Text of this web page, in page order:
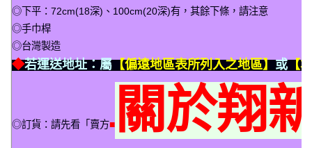
◎下平：72cm(18深)、100cm(20深)有，其餘下條，請注意
◎手巾桿
◎台灣製造
◆若運送地址：屬 【偏遠地區表所列入之地區】 或 【
◎訂貨：請先看「賣方■ 關於翔